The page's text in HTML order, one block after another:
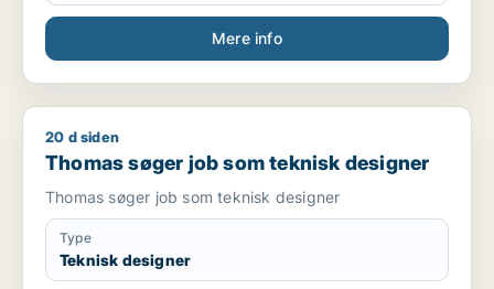
Mere info
Thomas søger job som teknisk designer
20 d siden
Thomas søger job som teknisk designer
Thomas søger job som teknisk designer
Type
Teknisk designer